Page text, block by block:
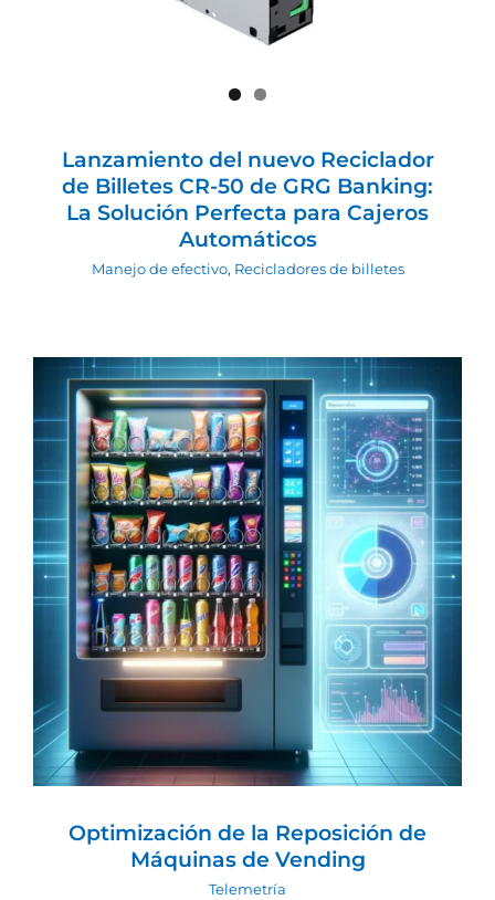
Lanzamiento del nuevo Reciclador
de Billetes CR-50 de GRG Banking:
La Solución Perfecta para Cajeros
Automáticos
Manejo de efectivo, Recicladores de billetes
Optimización de la Reposición de
Máquinas de Vending
Telemetría
Optimización de la Reposición de
Máquinas de Vending
Telemetría